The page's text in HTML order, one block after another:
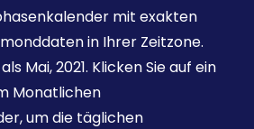
mit exakten
in Ihrer Zeitzone.
Mai, 2021. Klicken Sie auf ein
Monatlichen
um die täglichen